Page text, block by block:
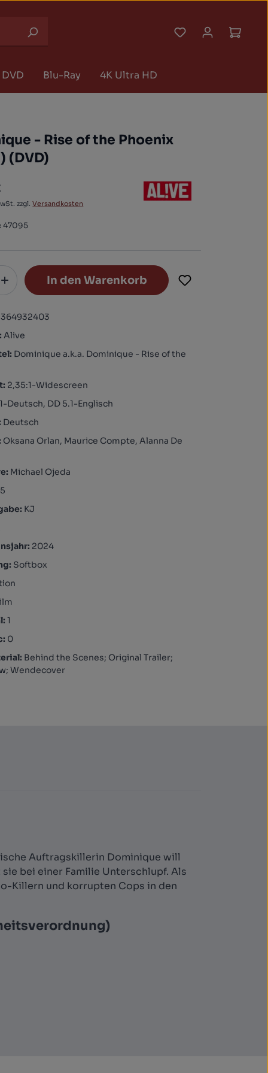
Du hast 0
DVD Blu-Ray 4K Ultra HD
- Rise of the Phoenix
(DVD)
zzgl.Versandkosten
47095
In den Warenkorb
Alive
Dominique a.k.a. Dominique - Rise of the
2,35:1-Widescreen
Deutsch, DD 5.1-Englisch
Deutsch
Oksana Orlan, Maurice Compte, Alanna De
Michael Ojeda
KJ
2024
Softbox
1
0
Behind the Scenes; Original Trailer;
Wendecover
Auftragskillerin Dominique will
bei einer Familie Unterschlupf. Als
Killern und korrupten Cops in den